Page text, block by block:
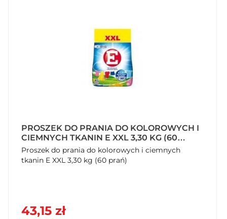
PROSZEK DO PRANIA DO KOLOROWYCH I
CIEMNYCH TKANIN E XXL 3,30 KG (60
PRAŃ)
Proszek do prania do kolorowych i ciemnych
tkanin E XXL 3,30 kg (60 prań)
43,15 zł